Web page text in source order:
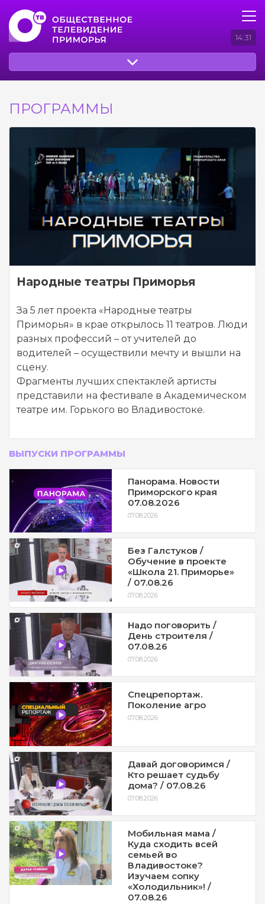
14:31
ПРОГРАММЫ
Народные театры Приморья
За 5 лет проекта «Народные театры
Приморья» в крае открылось 11 театров. Люди
разных профессий – от учителей до
водителей – осуществили мечту и вышли на
сцену.
Фрагменты лучших спектаклей артисты
представили на фестивале в Академическом
театре им. Горького во Владивостоке.
ВЫПУСКИ ПРОГРАММЫ
Панорама. Новости
Приморского края
07.08.2026
07.08.2026
Без Галстуков /
Обучение в проекте
«Школа 21. Приморье»
/ 07.08.26
07.08.2026
Надо поговорить /
День строителя /
07.08.26
07.08.2026
Спецрепортаж.
Поколение агро
07.08.2026
Давай договоримся /
Кто решает судьбу
дома? / 07.08.26
07.08.2026
Мобильная мама /
Куда сходить всей
семьей во
Владивостоке?
Изучаем сопку
«Холодильник»! /
07.08.26